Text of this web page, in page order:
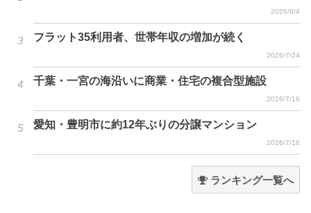
2026/8/4
フラット35利用者、世帯年収の増加が続く
2026/7/24
千葉・一宮の海沿いに商業・住宅の複合型施設
2026/7/16
愛知・豊明市に約12年ぶりの分譲マンション
2026/7/16
ランキング一覧へ